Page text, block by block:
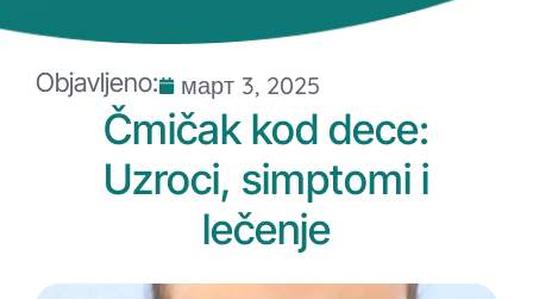
Objavljeno: март 3, 2025
Čmičak kod dece:
Uzroci, simptomi i
lečenje